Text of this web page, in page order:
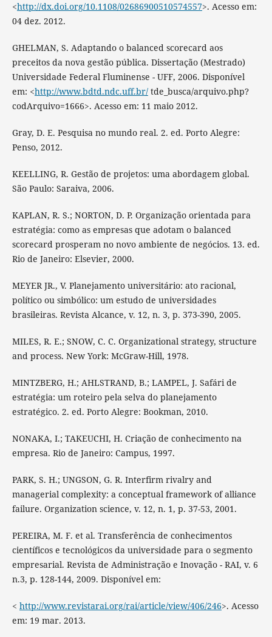
<http://dx.doi.org/10.1108/02686900510574557>. Acesso em:
04 dez. 2012.
GHELMAN, S. Adaptando o balanced scorecard aos
preceitos da nova gestão pública. Dissertação (Mestrado)
Universidade Federal Fluminense - UFF, 2006. Disponível
em: <http://www.bdtd.ndc.uff.br/tde_busca/arquivo.php?
codArquivo=1666>. Acesso em: 11 maio 2012.
Gray, D. E. Pesquisa no mundo real. 2. ed. Porto Alegre:
Penso, 2012.
KEELLING, R. Gestão de projetos: uma abordagem global.
São Paulo: Saraiva, 2006.
KAPLAN, R. S.; NORTON, D. P. Organização orientada para
estratégia: como as empresas que adotam o balanced
scorecard prosperam no novo ambiente de negócios. 13. ed.
Rio de Janeiro: Elsevier, 2000.
MEYER JR., V. Planejamento universitário: ato racional,
político ou simbólico: um estudo de universidades
brasileiras. Revista Alcance, v. 12, n. 3, p. 373-390, 2005.
MILES, R. E.; SNOW, C. C. Organizational strategy, structure
and process. New York: McGraw-Hill, 1978.
MINTZBERG, H.; AHLSTRAND, B.; LAMPEL, J. Safári de
estratégia: um roteiro pela selva do planejamento
estratégico. 2. ed. Porto Alegre: Bookman, 2010.
NONAKA, I.; TAKEUCHI, H. Criação de conhecimento na
empresa. Rio de Janeiro: Campus, 1997.
PARK, S. H.; UNGSON, G. R. Interfirm rivalry and
managerial complexity: a conceptual framework of alliance
failure. Organization science, v. 12, n. 1, p. 37-53, 2001.
PEREIRA, M. F. et al. Transferência de conhecimentos
científicos e tecnológicos da universidade para o segmento
empresarial. Revista de Administração e Inovação - RAI, v. 6
n.3, p. 128-144, 2009. Disponível em:
< http://www.revistarai.org/rai/article/view/406/246>. Acesso
em: 19 mar. 2013.